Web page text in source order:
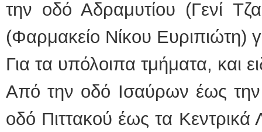
την οδό Αδραμυτίου (Γενί
(Φαρμακείο Νίκου Ευριπιώτη)
Για τα υπόλοιπα τμήματα, και
Από την οδό Ισαύρων έως την
οδό Πιττακού έως τα Κεντρικά